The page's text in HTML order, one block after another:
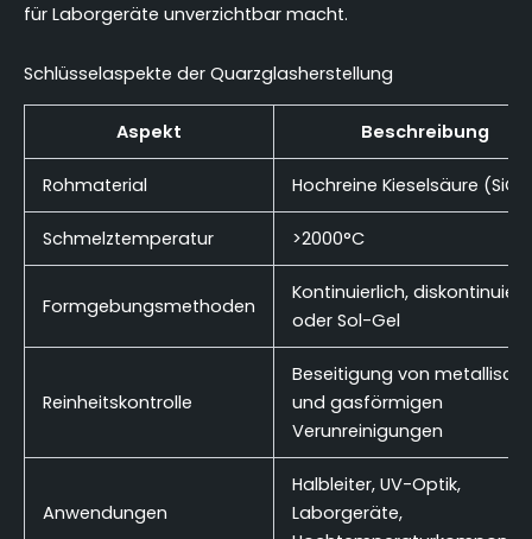
für Laborgeräte unverzichtbar macht.
Schlüsselaspekte der Quarzglasherstellung
Aspekt Beschreibung
Rohmaterial Hochreine Kieselsäure
Schmelztemperatur >2000°C
Formgebungsmethoden
Kontinuierlich,
oder Sol-Gel
Reinheitskontrolle
Beseitigung von
und gasförmigen
Verunreinigungen
Anwendungen
Halbleiter, UV-Optik,
Laborgeräte,